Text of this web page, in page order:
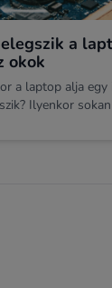
a
okok
a laptop alja
Ilyenkor